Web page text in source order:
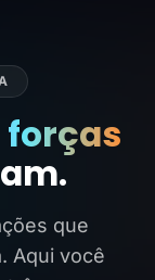
forças
que
Aqui você